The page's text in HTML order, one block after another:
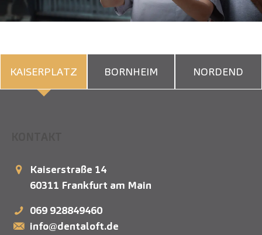
KAISERPLATZ BORNHEIM NORDEND
Kaiserstraße 14
60311 Frankfurt am Main
069 928849460
info@dentaloft.de